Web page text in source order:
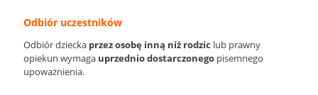
Odbiór uczestników
Odbiór dziecka przez osobę inną niż rodzic lub prawny
opiekun wymaga uprzednio dostarczonego pisemnego
upoważnienia.